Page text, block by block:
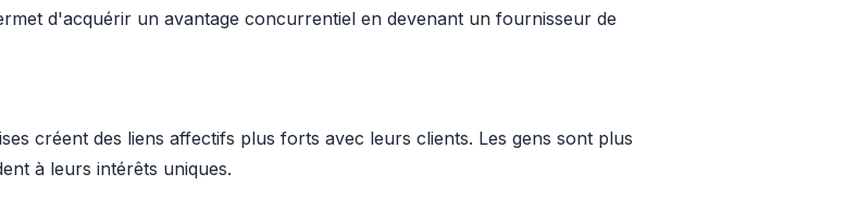
d'acquérir un avantage concurrentiel en devenant un fournisseur de
créent des liens affectifs plus forts avec leurs clients. Les gens sont plus
à leurs intérêts uniques.